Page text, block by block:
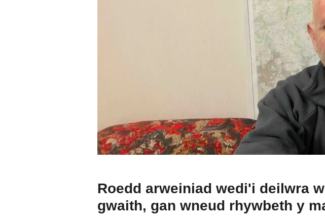
Roedd arweiniad wedi'i deilwra
gwaith, gan wneud rhywbeth y